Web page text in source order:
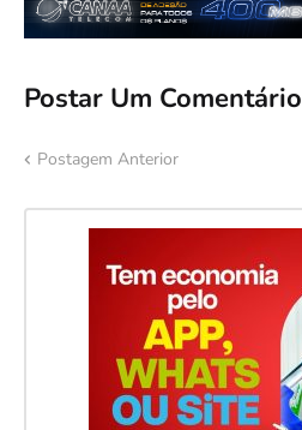
Postar Um Comentário
Postagem Anterior